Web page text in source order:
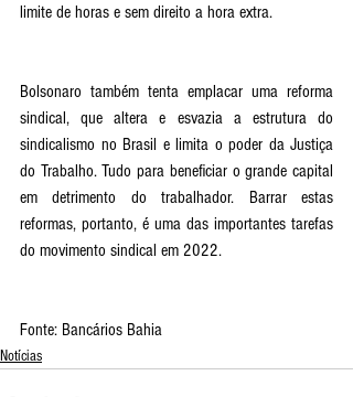
limite de horas e sem direito a hora extra.
Bolsonaro também tenta emplacar uma reforma
sindical, que altera e esvazia a estrutura do
sindicalismo no Brasil e limita o poder da Justiça
do Trabalho. Tudo para beneficiar o grande capital
em detrimento do trabalhador. Barrar estas
reformas, portanto, é uma das importantes tarefas
do movimento sindical em 2022.
Fonte: Bancários Bahia
Notícias